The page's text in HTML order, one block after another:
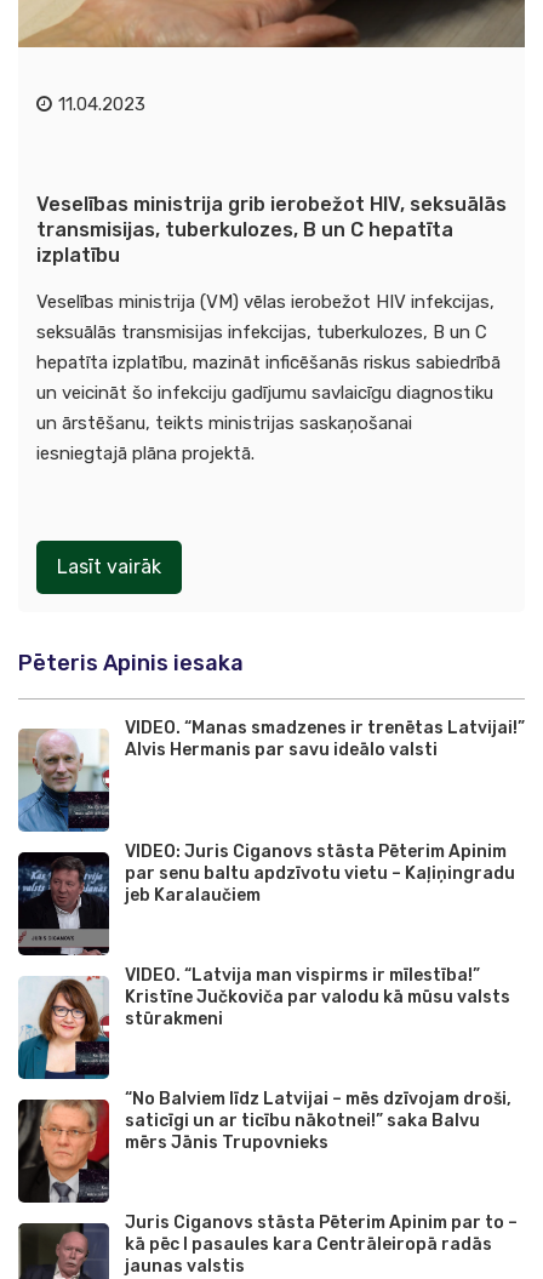
11.04.2023
Veselības ministrija grib ierobežot HIV, seksuālās
transmisijas, tuberkulozes, B un C hepatīta
izplatību
Veselības ministrija (VM) vēlas ierobežot HIV infekcijas,
seksuālās transmisijas infekcijas, tuberkulozes, B un C
hepatīta izplatību, mazināt inficēšanās riskus sabiedrībā
un veicināt šo infekciju gadījumu savlaicīgu diagnostiku
un ārstēšanu, teikts ministrijas saskaņošanai
iesniegtajā plāna projektā.
Lasīt vairāk
Pēteris Apinis iesaka
VIDEO. “Manas smadzenes ir trenētas Latvijai!”
Alvis Hermanis par savu ideālo valsti
VIDEO: Juris Ciganovs stāsta Pēterim Apinim
par senu baltu apdzīvotu vietu – Kaļiņingradu
jeb Karalaučiem
VIDEO. “Latvija man vispirms ir mīlestība!”
Kristīne Jučkoviča par valodu kā mūsu valsts
stūrakmeni
“No Balviem līdz Latvijai – mēs dzīvojam droši,
saticīgi un ar ticību nākotnei!” saka Balvu
mērs Jānis Trupovnieks
Juris Ciganovs stāsta Pēterim Apinim par to –
kā pēc I pasaules kara Centrāleiropā radās
jaunas valstis